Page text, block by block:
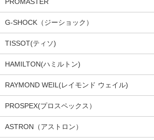
G-SHOCK（ジーショック）
TISSOT(ティソ)
HAMILTON(ハミルトン)
RAYMOND WEIL(レイモンド ウェイル)
PROSPEX(プロスペックス）
ASTRON（アストロン）